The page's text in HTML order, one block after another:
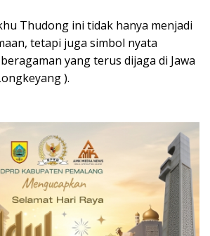
Thudong ini tidak hanya menjadi
tetapi juga simbol nyata
yang terus dijaga di Jawa
).